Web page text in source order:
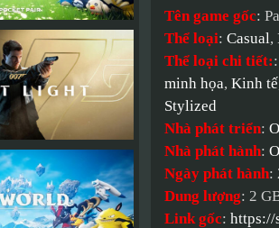
Tên game gốc:
Thể loại: Casual,
Thể loại chi tiết:
minh họa, Kinh tế
Stylized
Nhà phát triển:
Nhà phát hành:
Ngày phát hành:
Dung lượng: 2
Link gốc: https://